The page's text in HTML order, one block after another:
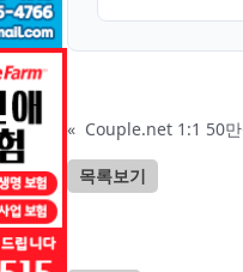
« Couple.net 1:1 50
목록보기